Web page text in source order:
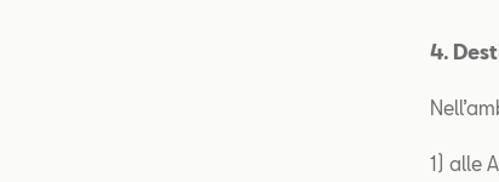
4.
1) alle